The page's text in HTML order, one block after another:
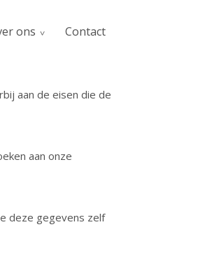
ons Contact
aan de eisen die de
aan onze
deze gegevens zelf